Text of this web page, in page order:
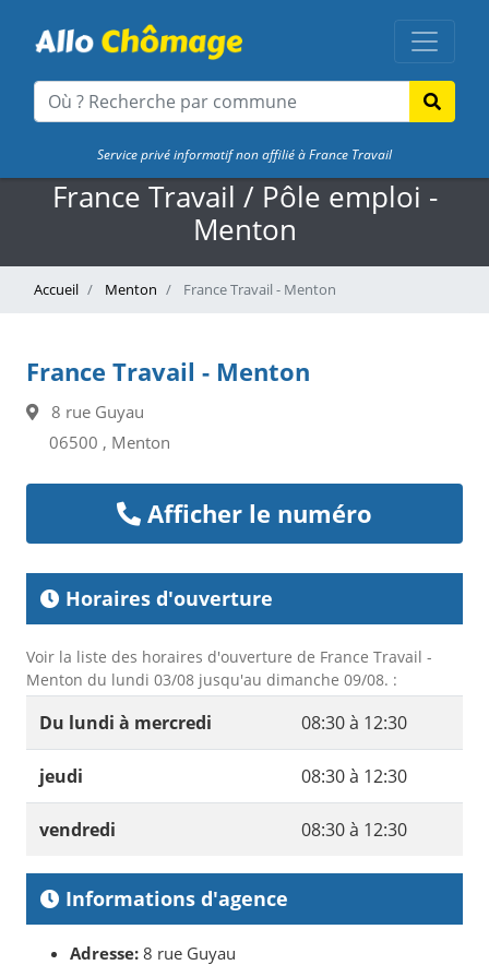
Service privé informatif non affilié à France Travail
France Travail / Pôle emploi -
Menton
Accueil Menton France Travail - Menton
France Travail - Menton
8 rue Guyau
06500 , Menton
Afficher le numéro
Horaires d'ouverture
Voir la liste des horaires d'ouverture de France Travail -
Menton du lundi 03/08 jusqu'au dimanche 09/08. :
Du lundi à mercredi 08:30 à 12:30
jeudi 08:30 à 12:30
vendredi 08:30 à 12:30
Informations d'agence
Adresse: 8 rue Guyau